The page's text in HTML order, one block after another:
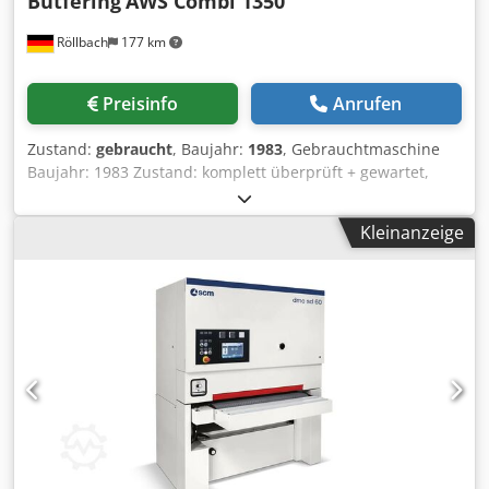
Verfügbarkeit: nach Absprache Lagerort: Röllbach
Röllbach 177 km
Preisinfo Anrufen
Zustand: gebraucht, Baujahr: 1983, Gebrauchtmaschine
Baujahr: 1983 Zustand: komplett überprüft + gewartet,
inkl. neuem Vorschubgurt Ausstattung und technische
Daten: - inkl. Kombiaggregat mit Kontaktwalze und
Schleifschuh - mit höhenverstellbarer Kontaktwalze zum
Luftkissen-Druckschuh - 4-fach einstellbarer
Körnungsausgleich - mit pneumatischer
Bandspannvorrichtung - mit einer rotierenden
Reinigungsbürste an der Auslaufseite der Maschine
Dcodpfx Akezk Npmewek - Bandoszillation über
Lichtschranke zur automatischen Überwachung und
Regelung der seitlichen Bandlage für gleichmäßigen
Bandverschleiß - mit Rollentisch am Einlauf - mit
Digitalanzeigevorrichtung der elektromotorisch
Kleinanzeige